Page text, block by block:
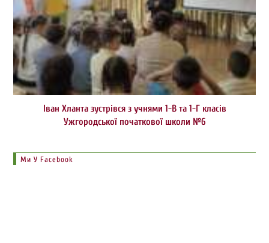
Іван Хланта зустрівся з учнями 1-В та 1-Г класів
Ужгородської початкової школи №6
Ми У Facebook